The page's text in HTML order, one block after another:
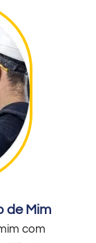
de Mim
com